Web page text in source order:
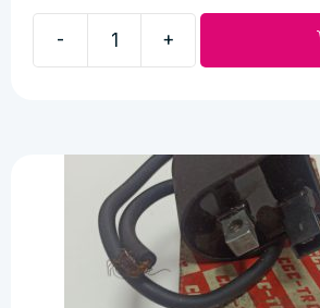
- +